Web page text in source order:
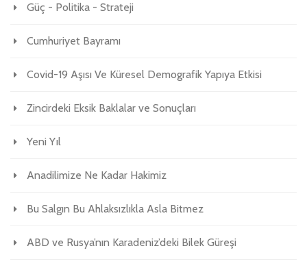
Güç - Politika - Strateji
Cumhuriyet Bayramı
Covid-19 Aşısı Ve Küresel Demografik Yapıya Etkisi
Zincirdeki Eksik Baklalar ve Sonuçları
Yeni Yıl
Anadilimize Ne Kadar Hakimiz
Bu Salgın Bu Ahlaksızlıkla Asla Bitmez
ABD ve Rusya’nın Karadeniz’deki Bilek Güreşi